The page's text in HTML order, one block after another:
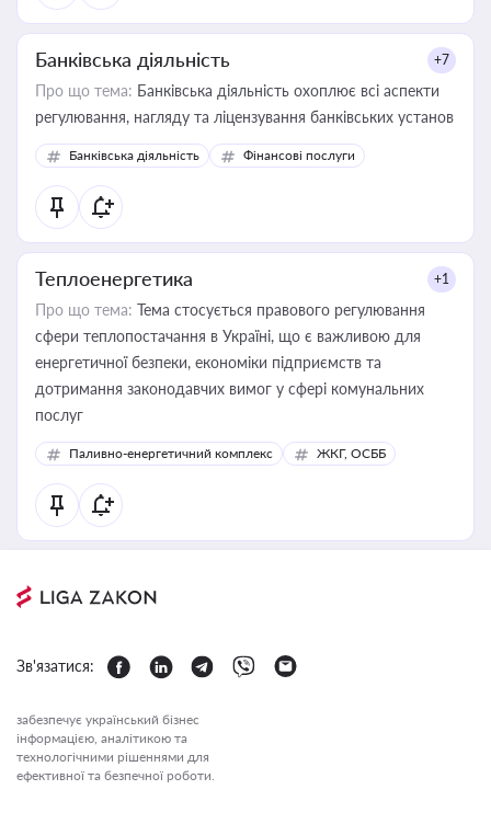
Банківська діяльність +7
Про що тема: Банківська діяльність охоплює всі аспекти
регулювання, нагляду та ліцензування банківських установ
Банківська діяльність Фінансові послуги
Теплоенергетика +1
Про що тема: Тема стосується правового регулювання
сфери теплопостачання в Україні, що є важливою для
енергетичної безпеки, економіки підприємств та
дотримання законодавчих вимог у сфері комунальних
послуг
Паливно-енергетичний комплекс ЖКГ, ОСББ
Зв'язатися:
забезпечує український бізнес
інформацією, аналітикою та
технологічними рішеннями для
ефективної та безпечної роботи.